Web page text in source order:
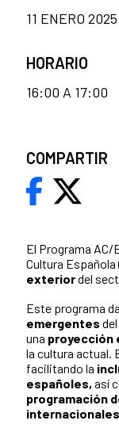
El Programa AC/
Cultura
exteriordel
Este programa
emergentes
una proyección
la cultura actual.
facilitando la
españoles, así
programación
11 ENERO
HORARIO
16:00 A 17:00
COMPARTIR